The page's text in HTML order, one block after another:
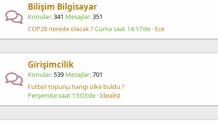
Bilişim Bilgisayar
Konular 341 Mesajlar 351
COP28 nerede olacak ?Cuma saat 14:17'de Ece
Girişimcilik
Konular 539 Mesajlar 701
Futbol topunu hangi ülke buldu ?
Perşembe saat 13:03'de Idealist